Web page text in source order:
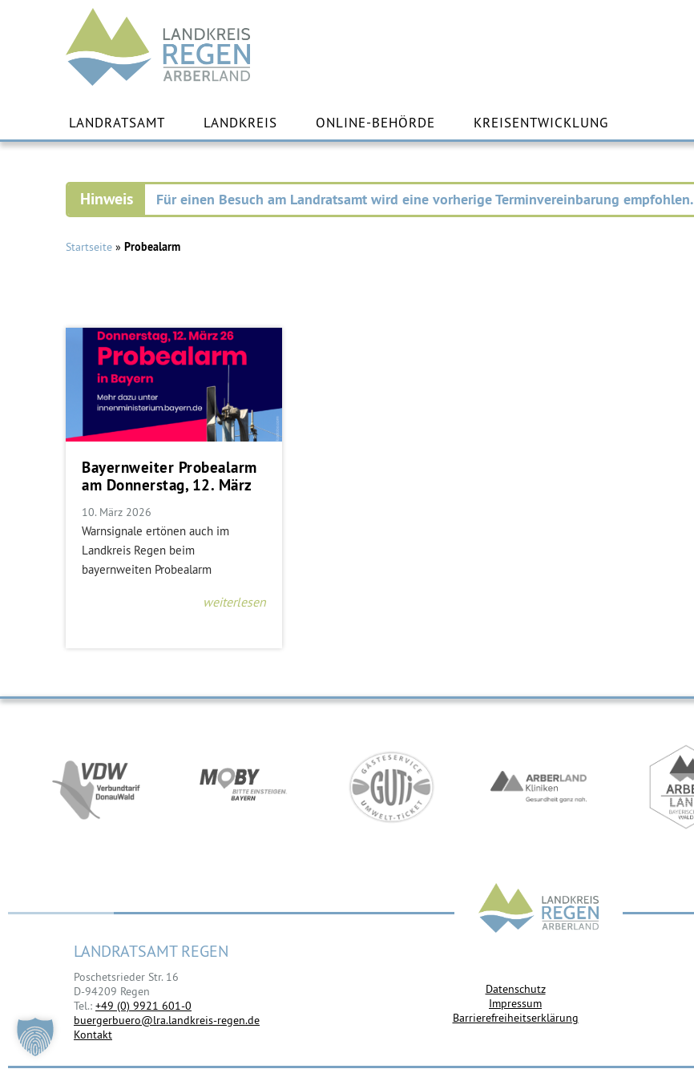
Landkreis
Regen
Inhalt
springen
LANDRATSAMT LANDKREIS ONLINE-BEHÖRDE KREISENTWICKLUNG
Für einen Besuch am Landratsamt wird eine vorherige Terminvereinbarung empfohlen.
Startseite » Probealarm
Bayernweiter Probealarm
am Donnerstag, 12. März
10. März 2026
Warnsignale ertönen auch im
Landkreis Regen beim
bayernweiten Probealarm
weiterlesen
LANDRATSAMT REGEN
Poschetsrieder Str. 16
D-94209 Regen
Tel.: +49 (0) 9921 601-0
buergerbuero@lra.landkreis-regen.de
Kontakt
Datenschutz
Impressum
Barrierefreiheitserklärung